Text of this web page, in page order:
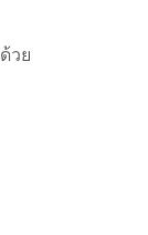
วย